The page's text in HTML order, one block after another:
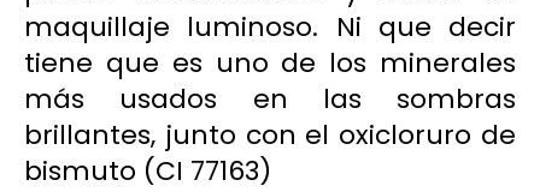
maquillaje luminoso. Ni que decir
tiene que es uno de los minerales
más usados en las sombras
brillantes, junto con el oxicloruro de
bismuto (CI 77163)